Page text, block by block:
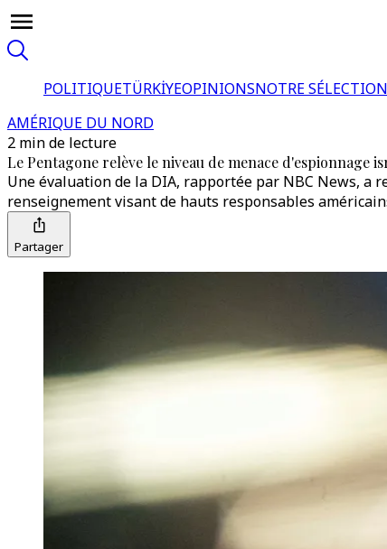
POLITIQUETÜRKİYEOPINIONSNOTRE SÉLECTION
AMÉRIQUE DU NORD
2 min de lecture
Le Pentagone relève le niveau de menace d'espionnage
Une évaluation de la DIA, rapportée par NBC News, a
renseignement visant de hauts responsables
Partager